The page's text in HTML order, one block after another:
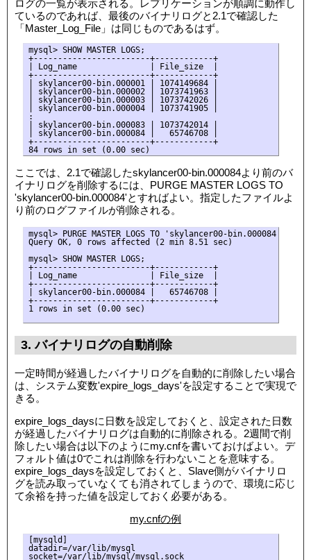
ログの一覧が表示される。レプリケーションが順調に動作し
ているのであれば、最後のバイナリログと2.1で確認した
「Master_Log_File」は同じものであるはず。
mysql> SHOW MASTER LOGS;
+------------------------+------------+
| Log_name               | File_size  |
+------------------------+------------+
| skylancer00-bin.000001 | 1074149684 |
| skylancer00-bin.000002 | 1073741963 |
| skylancer00-bin.000003 | 1073742026 |
| skylancer00-bin.000004 | 1073741905 |
:
| skylancer00-bin.000083 | 1073742014 |
| skylancer00-bin.000084 |   65746708 |
+------------------------+------------+
84 rows in set (0.00 sec)
ここでは、2.1で確認したskylancer00-bin.000084より前のバ
イナリログを削除するには、PURGE MASTER LOGS TO
'skylancer00-bin.000084'とすればよい。指定したファイルよ
り前のログファイルが削除される。
mysql> PURGE MASTER LOGS TO 'skylancer00-bin.000084';
Query OK, 0 rows affected (2 min 8.51 sec)
mysql> SHOW MASTER LOGS;
+------------------------+------------+
| Log_name               | File_size  |
+------------------------+------------+
| skylancer00-bin.000084 |   65746708 |
+------------------------+------------+
3. バイナリログの自動削除
一定時間が経過したバイナリログを自動的に削除したい場合
は、システム変数'expire_logs_days'を設定することで実現で
きる。
expire_logs_daysに日数を設定しておくと、設定された日数
が経過したバイナリログは自動的に削除される。2週間で削
除したい場合は以下のようにmy.cnfを書いておけばよい。デ
フォルト値は0でこれは削除を行わないことを意味する。
expire_logs_daysを設定しておくと、Slave側がバイナリロ
グを読み取っていなくても消されてしまうので、環境に応じ
て余裕を持った値を設定しておく必要がある。
my.cnfの例
[mysqld]
datadir=/var/lib/mysql
socket=/var/lib/mysql/mysql.sock